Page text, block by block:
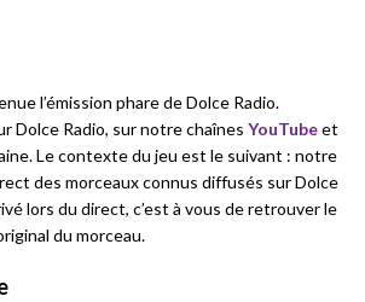
l’émission phare de Dolce Radio.
Dolce Radio, sur notre chaînes YouTubeet
Le contexte du jeu est le suivant : notre
des morceaux connus diffusés sur Dolce
lors du direct, c’est à vous de retrouver le
du morceau.